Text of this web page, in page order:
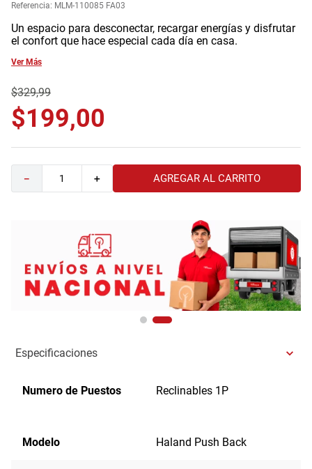
Referencia: MLM-110085 FA03
Un espacio para desconectar, recargar energías y disfrutar
el confort que hace especial cada día en casa.
Ver Más
$329,99
$199,00
＋
－ AGREGAR AL CARRITO
Especificaciones
Numero de Puestos Reclinables 1P
Modelo Haland Push Back
7
8
havana master
10. sofa